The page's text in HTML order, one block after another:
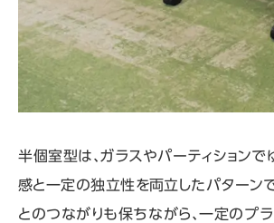
半個室型は、ガラスやパーティションで
感と一定の独立性を両立したパターン
とのつながりも保ちながら、一定のプ